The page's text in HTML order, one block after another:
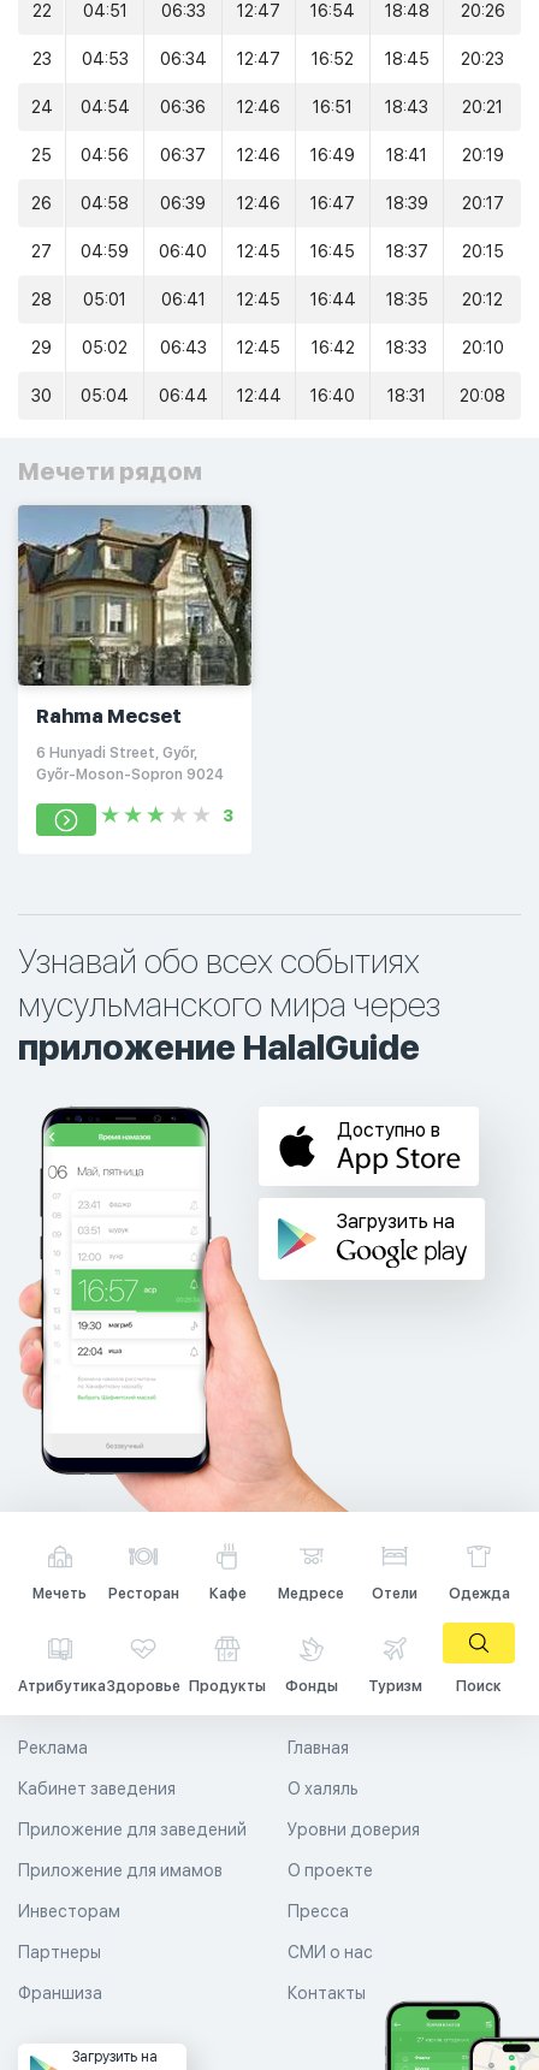
22 04:51 06:33 12:47 16:54 18:48 20:26
23 04:53 06:34 12:47 16:52 18:45 20:23
24 04:54 06:36 12:46 16:51 18:43 20:21
25 04:56 06:37 12:46 16:49 18:41 20:19
26 04:58 06:39 12:46 16:47 18:39 20:17
27 04:59 06:40 12:45 16:45 18:37 20:15
28 05:01 06:41 12:45 16:44 18:35 20:12
29 05:02 06:43 12:45 16:42 18:33 20:10
30 05:04 06:44 12:44 16:40 18:31 20:08
Мечети рядом
Rahma Mecset
6 Hunyadi Street, Győr,
Gyõr-Moson-Sopron 9024
3
Узнавай обо всех событиях
мусульманского мира через
приложение HalalGuide
Доступно в
Загрузить на
Мечеть Ресторан Кафе Медресе Отели Одежда
АтрибутикаЗдоровье Продукты Фонды Туризм Поиск
Главная
О халяль
Уровни доверия
Реклама
Кабинет заведения
Приложение для заведений
Приложение для имамов О проекте
Пресса
СМИ о нас
Контакты
Инвесторам
Партнеры
Франшиза
Загрузить на